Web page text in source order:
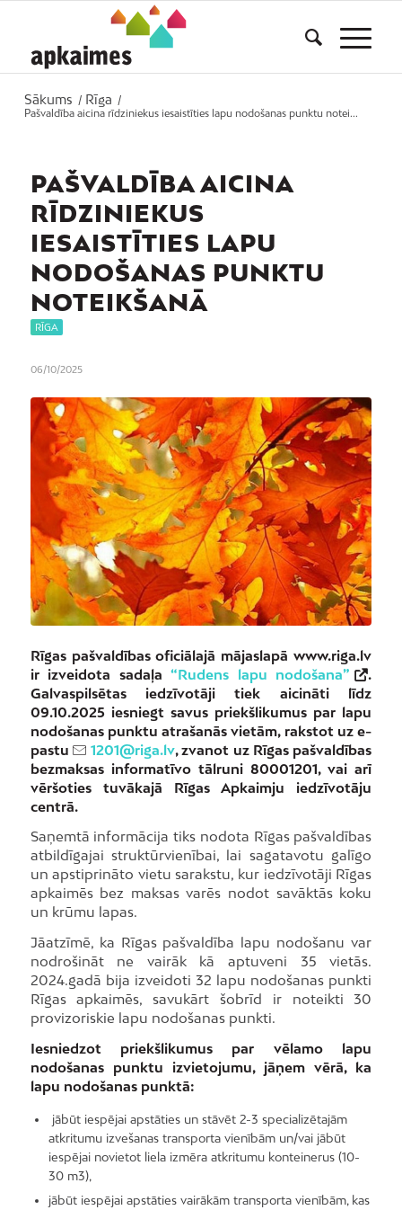
Sākums / Rīga
/
Pašvaldība aicina rīdziniekus iesaistīties lapu nodošanas punktu notei...
PAŠVALDĪBA AICINA
RĪDZINIEKUS
IESAISTĪTIES LAPU
NODOŠANAS PUNKTU
NOTEIKŠANĀ
RĪGA
06/10/2025
Rīgas pašvaldības oficiālajā mājaslapā www.riga.lv
ir izveidota sadaļa“Rudens lapu nodošana”
.
Galvaspilsētas iedzīvotāji tiek aicināti līdz
09.10.2025 iesniegt savus priekšlikumus par lapu
nodošanas punktu atrašanās vietām, rakstot uz e-
pastu
1201@riga.lv, zvanot uz Rīgas pašvaldības
bezmaksas informatīvo tālruni 80001201, vai arī
vēršoties tuvākajā Rīgas Apkaimju iedzīvotāju
centrā.
Saņemtā informācija tiks nodota Rīgas pašvaldības
atbildīgajai struktūrvienībai, lai sagatavotu galīgo
un apstiprināto vietu sarakstu, kur iedzīvotāji Rīgas
apkaimēs bez maksas varēs nodot savāktās koku
un krūmu lapas.
Jāatzīmē, ka Rīgas pašvaldība lapu nodošanu var
nodrošināt ne vairāk kā aptuveni 35 vietās.
2024.gadā bija izveidoti 32 lapu nodošanas punkti
Rīgas apkaimēs, savukārt šobrīd ir noteikti 30
provizoriskie lapu nodošanas punkti.
Iesniedzot priekšlikumus par vēlamo lapu
nodošanas punktu izvietojumu, jāņem vērā, ka
lapu nodošanas punktā:
jābūt iespējai apstāties un stāvēt 2-3 specializētajām
atkritumu izvešanas transporta vienībām un/vai jābūt
iespējai novietot liela izmēra atkritumu konteinerus (10-
30 m3),
jābūt iespējai apstāties vairākām transporta vienībām, kas